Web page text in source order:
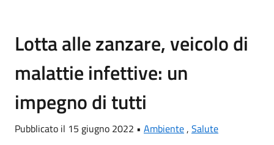
Lotta alle zanzare, veicolo di
malattie infettive: un
impegno di tutti
Pubblicato il 15 giugno 2022 • Ambiente, Salute